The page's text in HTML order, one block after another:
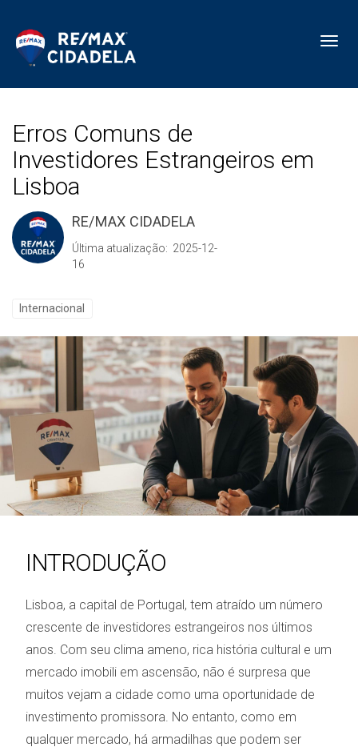
Erros Comuns de
Investidores Estrangeiros em
Lisboa
RE/MAX CIDADELA
Última atualização: 2025-12-
16
Internacional
INTRODUÇÃO
Lisboa, a capital de Portugal, tem atraído um número
crescente de investidores estrangeiros nos últimos
anos. Com seu clima ameno, rica história cultural e um
mercado imobili em ascensão, não é surpresa que
muitos vejam a cidade como uma oportunidade de
investimento promissora. No entanto, como em
qualquer mercado, há armadilhas que podem ser